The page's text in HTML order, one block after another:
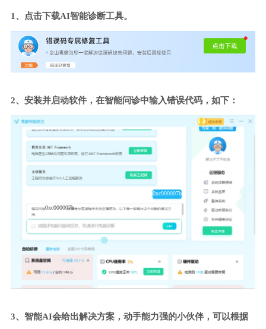
1、点击下载AI智能诊断工具。
2、安装并启动软件，在智能问诊中输入错误代码，如下：
0xc000007b
0xc000007b
3、智能AI会给出解决方案，动手能力强的小伙伴，可以根据